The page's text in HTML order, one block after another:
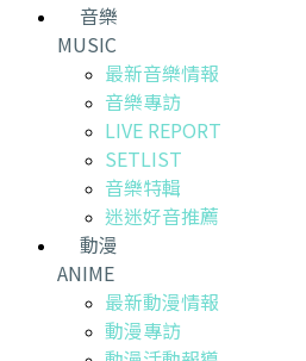
音樂
MUSIC
最新音樂情報
音樂專訪
LIVE REPORT
SETLIST
音樂特輯
迷迷好音推薦
動漫
ANIME
最新動漫情報
動漫專訪